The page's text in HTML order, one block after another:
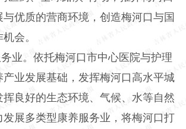
与优质的营商环境，创造梅河口与国
会。
业。依托梅河口市中心医院与护理
业发展基础，发挥梅河口高水平城
良好的生态环境、气候、水等自然
发展多类型康养服务业，将梅河口打